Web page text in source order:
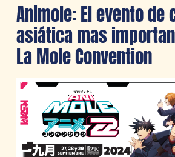
Animole: El evento de
asiática mas
La Mole Convention